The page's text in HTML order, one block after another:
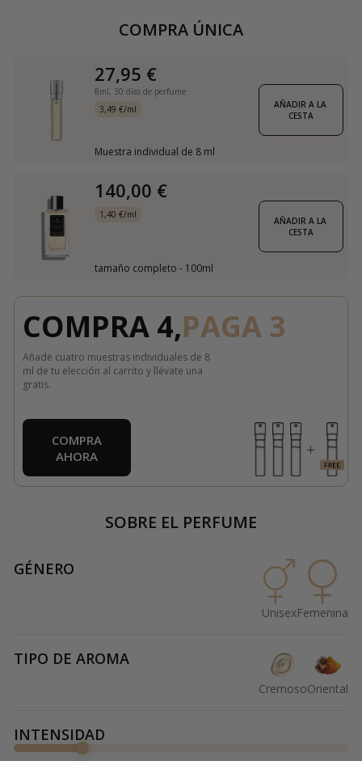
COMPRA ÚNICA
27,95 €
8ml, 30 días de perfume
3,49 €/ml
Muestra individual de 8 ml
AÑADIR A LA
CESTA
140,00 €
1,40 €/ml
tamaño completo - 100ml
AÑADIR A LA
CESTA
COMPRA 4,PAGA 3
Añade cuatro muestras individuales de 8
ml de tu elección al carrito y llévate una
gratis.
COMPRA
AHORA
SOBRE EL PERFUME
GÉNERO
UnisexFemenina
TIPO DE AROMA
CremosoOriental
INTENSIDAD